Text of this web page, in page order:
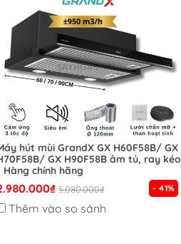
hút mùi GrandX GX H60F58B/ GX
GX H90F58B âm tủ, ray kéo
Hàng chính hãng
5.080.000₫ - 41%
Thêm vào so sánh